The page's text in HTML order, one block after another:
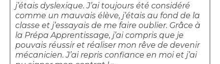
j’étais dyslexique. J’ai toujours été considéré
comme un mauvais élève, j’étais au fond de la
classe et j’essayais de me faire oublier. Grâce à
la Prépa Apprentissage, j’ai compris que je
pouvais réussir et réaliser mon rêve de devenir
mécanicien. J’ai repris confiance en moi et j’ai